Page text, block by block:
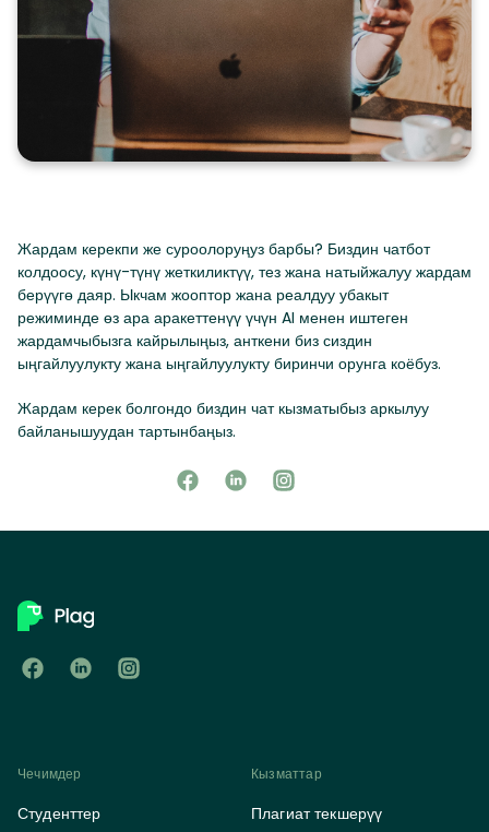
Жардам керекпи же суроолоруңуз барбы? Биздин чатбот
колдоосу, күнү-түнү жеткиликтүү, тез жана натыйжалуу жардам
берүүгө даяр. Ыкчам жооптор жана реалдуу убакыт
режиминде өз ара аракеттенүү үчүн AI менен иштеген
жардамчыбызга кайрылыңыз, анткени биз сиздин
ыңгайлуулукту жана ыңгайлуулукту биринчи орунга коёбуз.
Жардам керек болгондо биздин чат кызматыбыз аркылуу
байланышуудан тартынбаңыз.
Чечимдер
Студенттер
Кызматтар
Плагиат текшерүү